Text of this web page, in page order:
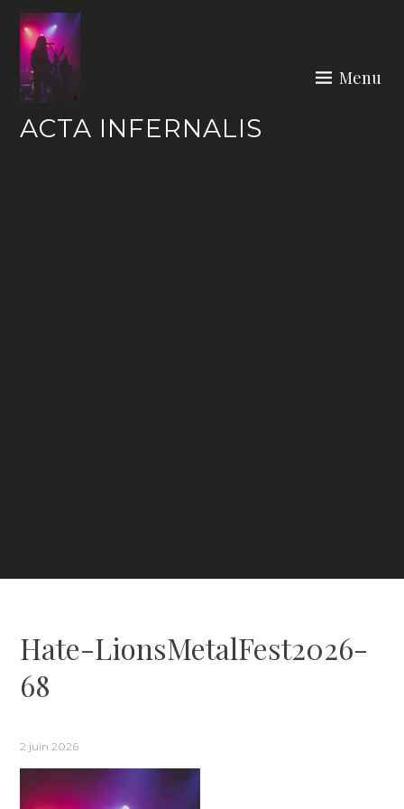
Skip
content
ACTA INFERNALIS
Menu
Hate-LionsMetalFest2026-
68
2 juin 2026